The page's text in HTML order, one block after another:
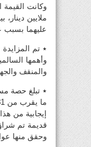
ملايين دينار،
عليهما بسبب
٭ تم
وأهمها
والمنقف
٭ تبلغ حصة
إيجابية من
قديمة تم
وحقق منها